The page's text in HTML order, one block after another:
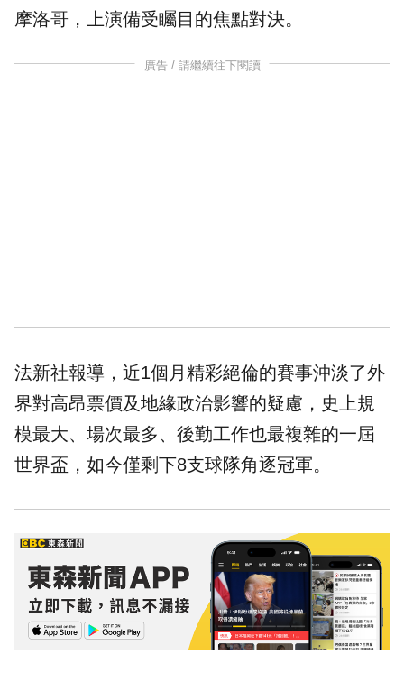
摩洛哥，上演備受矚目的焦點對決。
廣告 / 請繼續往下閱讀
法新社報導，近1個月精彩絕倫的賽事沖淡了外
界對高昂票價及地緣政治影響的疑慮，史上規
模最大、場次最多、後勤工作也最複雜的一屆
世界盃，如今僅剩下8支球隊角逐冠軍。